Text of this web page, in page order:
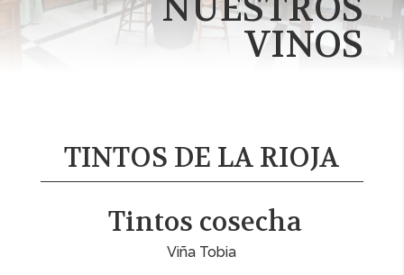
VINOS
TINTOS DE LA RIOJA
Tintos cosecha
Viña Tobia